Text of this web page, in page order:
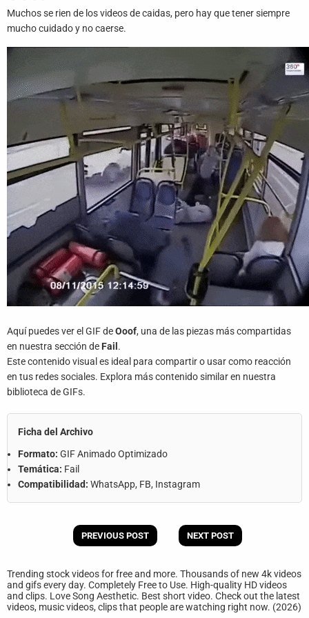
De
Gifs
Terminos
Condiciones
Política
De
Política
De
Privacidad
Contáctanos
Muchos se rien de los videos de caidas, pero hay que tener siempre
mucho cuidado y no caerse.
Aquí puedes ver el GIF deOoof, una de las piezas más compartidas
en nuestra sección de Fail .
Este contenido visual es ideal para compartir o usar como reacción
en tus redes sociales. Explora más contenido similar en nuestra
biblioteca de GIFs.
Ficha del Archivo
Formato: GIF Animado Optimizado
Temática: Fail
Compatibilidad: WhatsApp, FB, Instagram
PREVIOUS POST NEXT POST
Trending stock videos for free and more. Thousands of new 4k videos
and gifs every day. Completely Free to Use. High-quality HD videos
and clips. Love Song Aesthetic. Best short video. Check out the latest
videos, music videos, clips that people are watching right now. (2026)